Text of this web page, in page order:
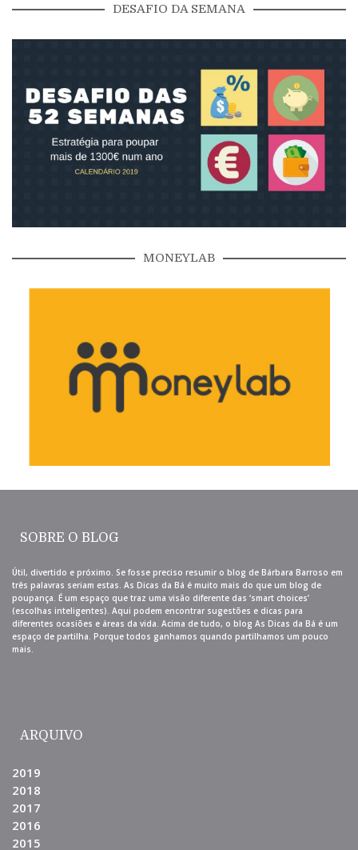
DESAFIO DA SEMANA
MONEYLAB
SOBRE O BLOG
Útil, divertido e próximo. Se fosse preciso resumir o blog de Bárbara Barroso em
três palavras seriam estas. As Dicas da Bá é muito mais do que um blog de
poupança. É um espaço que traz uma visão diferente das ‘smart choices’
(escolhas inteligentes). Aqui podem encontrar sugestões e dicas para
diferentes ocasiões e áreas da vida. Acima de tudo, o blog As Dicas da Bá é um
espaço de partilha. Porque todos ganhamos quando partilhamos um pouco
mais.
ARQUIVO
2019
2018
2017
2016
2015